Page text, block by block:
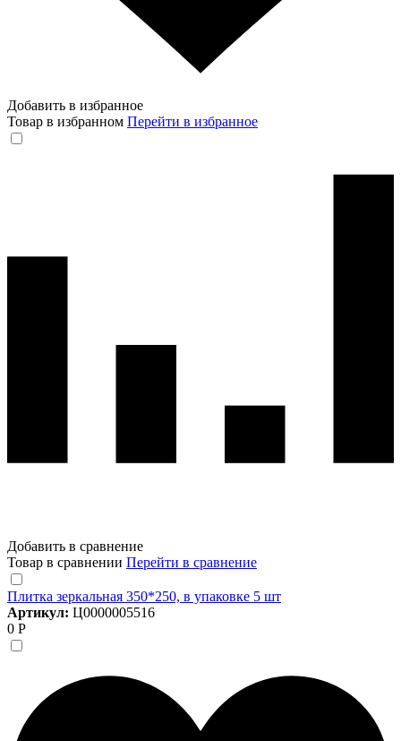
Добавить в избранное
Товар в избранном Перейти в избранное
Добавить в сравнение
Товар в сравнении Перейти в сравнение
Плитка зеркальная 350*250, в упаковке 5 шт
Артикул: Ц0000005516
0 Р